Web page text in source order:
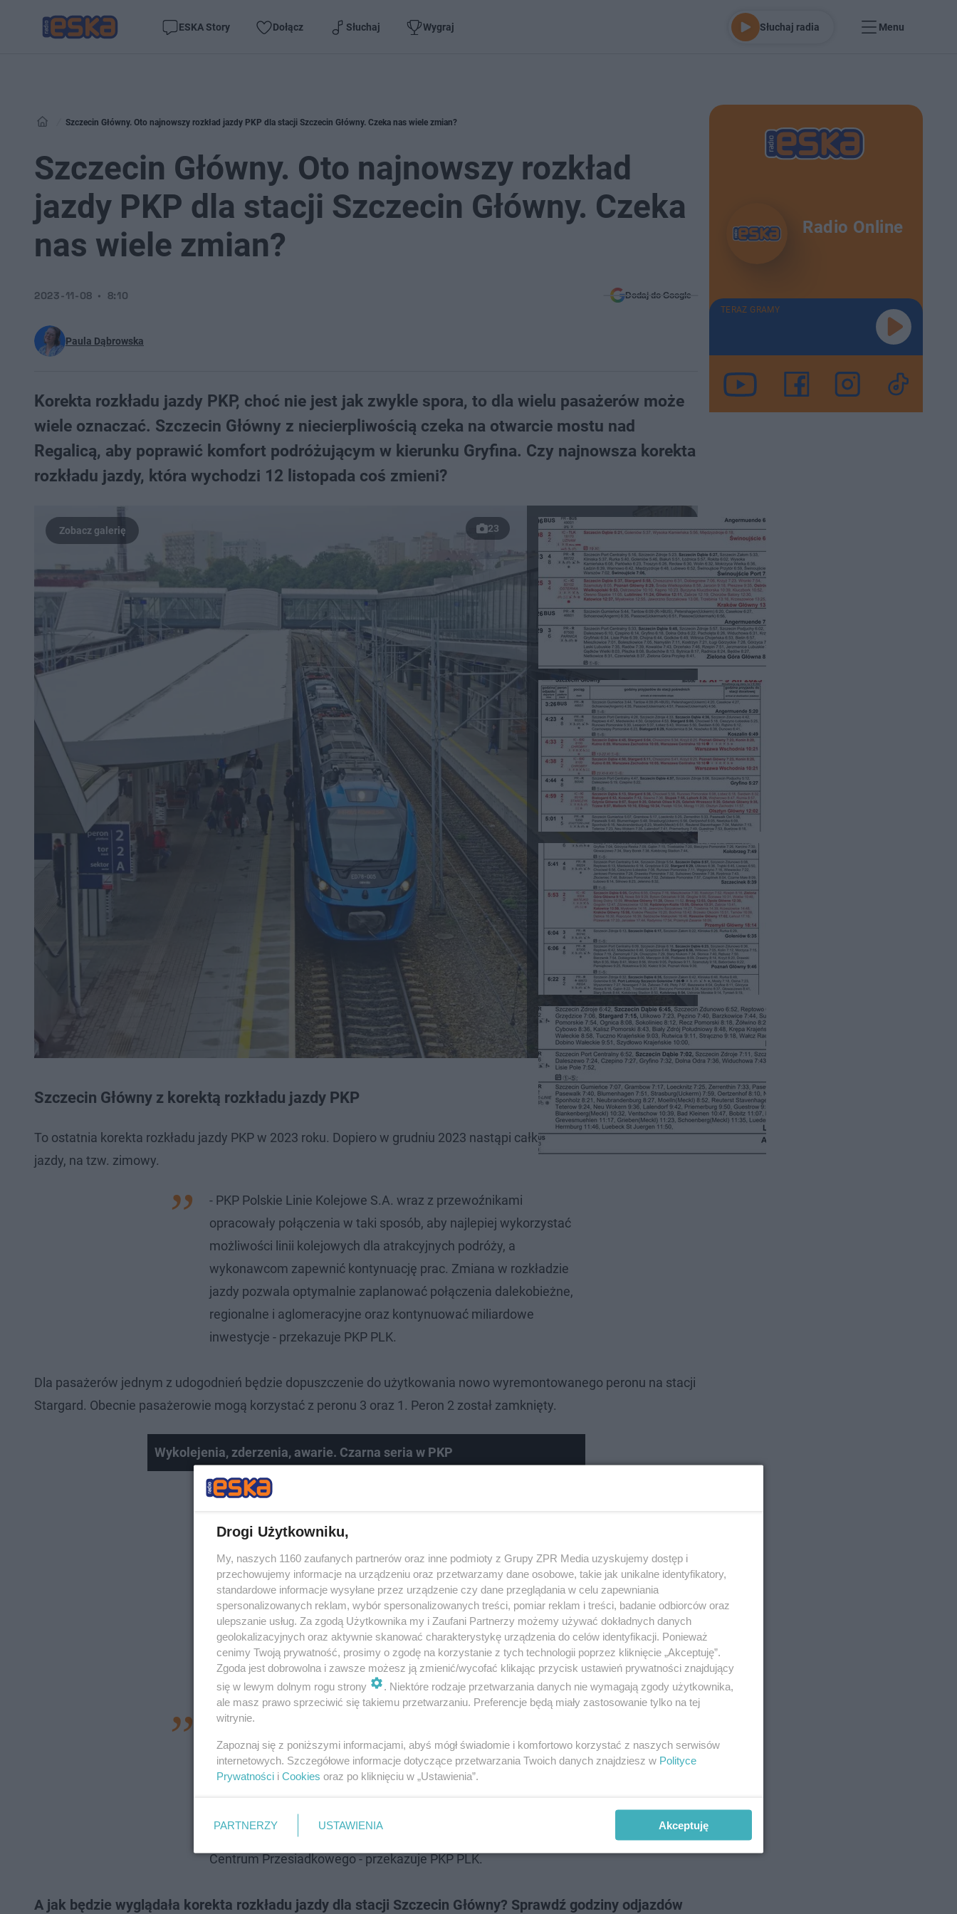
ESKA Story Dołącz Słuchaj Wygraj Słuchaj radia Menu
Szczecin Główny. Oto najnowszy rozkład jazdy PKP dla stacji Szczecin Główny. Czeka nas wiele zmian?
Szczecin Główny. Oto najnowszy rozkład
jazdy PKP dla stacji Szczecin Główny. Czeka
nas wiele zmian?
Paula Dąbrowska
2023-11-08 8:10 Dodaj do Google
Korekta rozkładu jazdy PKP, choć nie jest jak zwykle spora, to dla wielu pasażerów może
wiele oznaczać. Szczecin Główny z niecierpliwością czeka na otwarcie mostu nad
Regalicą, aby poprawić komfort podróżującym w kierunku Gryfina. Czy najnowsza korekta
rozkładu jazdy, która wychodzi 12 listopada coś zmieni?
23
Szczecin Główny z korektą rozkładu jazdy PKP
To ostatnia korekta rozkładu jazdy PKP w 2023 roku. Dopiero w grudniu 2023 nastąpi całkowita zmiana rozkładu
jazdy, na tzw. zimowy.
- PKP Polskie Linie Kolejowe S.A. wraz z przewoźnikami
opracowały połączenia w taki sposób, aby najlepiej wykorzystać
możliwości linii kolejowych dla atrakcyjnych podróży, a
wykonawcom zapewnić kontynuację prac. Zmiana w rozkładzie
jazdy pozwala optymalnie zaplanować połączenia dalekobieżne,
regionalne i aglomeracyjne oraz kontynuować miliardowe
inwestycje - przekazuje PKP PLK.
Dla pasażerów jednym z udogodnień będzie dopuszczenie do użytkowania nowo wyremontowanego peronu na stacji
Stargard. Obecnie pasażerowie mogą korzystać z peronu 3 oraz 1. Peron 2 został zamknięty.
Wykolejenia, zderzenia, awarie. Czarna seria w PKP
- Przebudowany obiekt zapewnia lepszy dostęp do kolei. W
następnych fazach robót, w podobnym standardzie zostaną
zmodernizowane perony nr 1 oraz 2, a po zakończeniu
przejście pod torami, które będzie prowadziło od budynku
dworca na perony oraz drugą stronę miasta, do Zintegrowanego
Centrum Przesiadkowego - przekazuje PKP PLK.
A jak będzie wyglądała korekta rozkładu jazdy dla stacji Szczecin Główny? Sprawdź godziny odjazdów
Radio Online
TERAZ GRAMY
Drogi Użytkowniku,
My, naszych 1160 zaufanych partnerów oraz inne podmioty z Grupy ZPR Media uzyskujemy dostęp i
przechowujemy informacje na urządzeniu oraz przetwarzamy dane osobowe, takie jak unikalne identyfikatory,
standardowe informacje wysyłane przez urządzenie czy dane przeglądania w celu zapewniania
spersonalizowanych reklam, wybór spersonalizowanych treści, pomiar reklam i treści, badanie odbiorców oraz
ulepszanie usług. Za zgodą Użytkownika my i Zaufani Partnerzy możemy używać dokładnych danych
geolokalizacyjnych oraz aktywnie skanować charakterystykę urządzenia do celów identyfikacji. Ponieważ
cenimy Twoją prywatność, prosimy o zgodę na korzystanie z tych technologii poprzez kliknięcie „Akceptuję”.
Zgoda jest dobrowolna i zawsze możesz ją zmienić/wycofać klikając przycisk ustawień prywatności znajdujący
się w lewym dolnym rogu strony
. Niektóre rodzaje przetwarzania danych nie wymagają zgody użytkownika,
ale masz prawo sprzeciwić się takiemu przetwarzaniu. Preferencje będą miały zastosowanie tylko na tej
witrynie.
Zapoznaj się z poniższymi informacjami, abyś mógł świadomie i komfortowo korzystać z naszych serwisów
internetowych. Szczegółowe informacje dotyczące przetwarzania Twoich danych znajdziesz w Polityce
Prywatności i Cookies oraz po kliknięciu w „Ustawienia”.
PARTNERZY USTAWIENIA Akceptuję